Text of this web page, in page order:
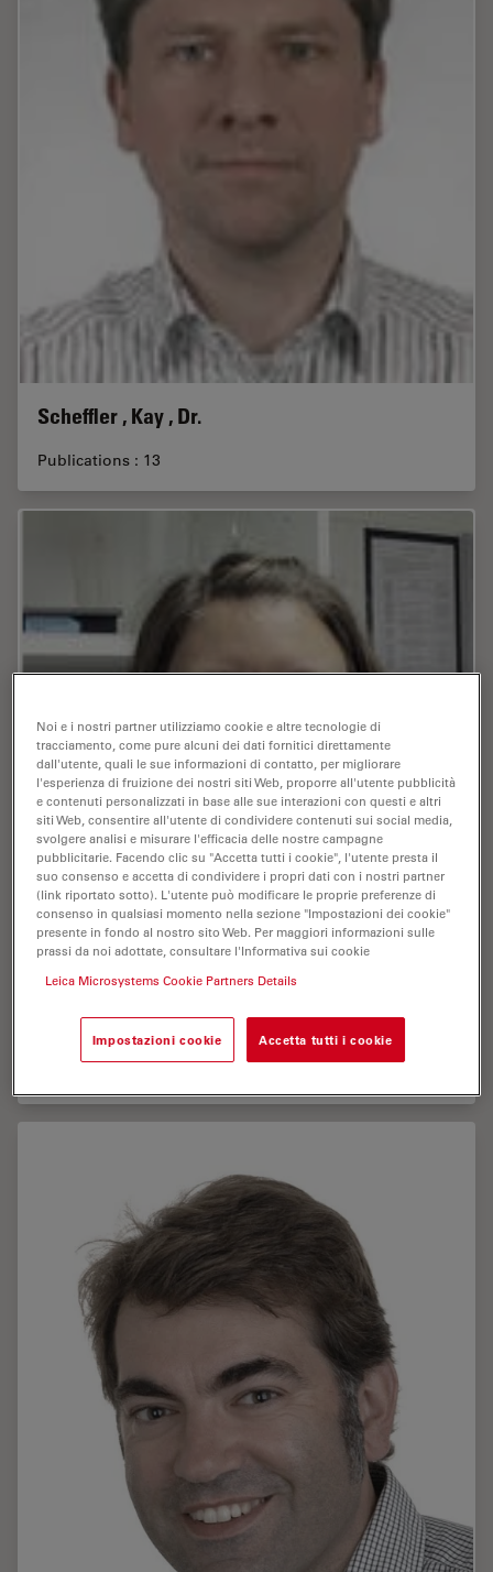
Scheffler , Kay , Dr.
Publications : 13
Noi e i nostri partner utilizziamo cookie e altre tecnologie di
tracciamento, come pure alcuni dei dati fornitici direttamente
dall'utente, quali le sue informazioni di contatto, per migliorare
l'esperienza di fruizione dei nostri siti Web, proporre all'utente pubblicità
e contenuti personalizzati in base alle sue interazioni con questi e altri
siti Web, consentire all'utente di condividere contenuti sui social media,
svolgere analisi e misurare l'efficacia delle nostre campagne
pubblicitarie. Facendo clic su "Accetta tutti i cookie", l'utente presta il
suo consenso e accetta di condividere i propri dati con i nostri partner
(link riportato sotto). L'utente può modificare le proprie preferenze di
consenso in qualsiasi momento nella sezione "Impostazioni dei cookie"
presente in fondo al nostro sito Web. Per maggiori informazioni sulle
prassi da noi adottate, consultare l'Informativa sui cookie
Leica Microsystems Cookie Partners Details
Impostazioni cookie Accetta tutti i cookie